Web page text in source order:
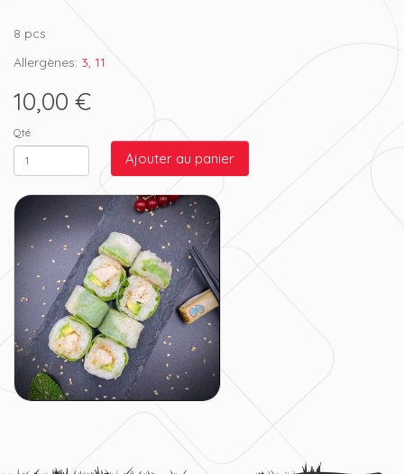
8 pcs
Allergènes: 3, 11
10,00 €
Qté
Ajouter au panier